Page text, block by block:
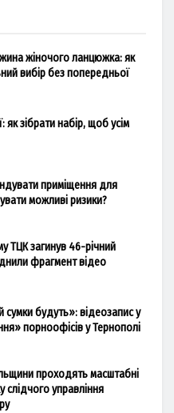
жіночого ланцюжка: як
вибір без попередньої
як зібрати набір, щоб усім
приміщення для
можливі ризики?
ТЦК загинув 46-річний
фрагмент відео
будуть»: відеозапис у
порноофісів у Тернополі
проходять масштабні
слідчого управління